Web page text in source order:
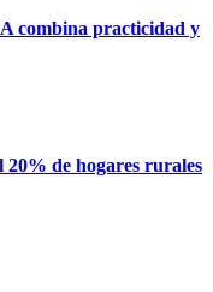
combina practicidad y
de hogares rurales